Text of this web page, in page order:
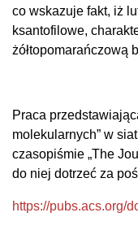
co wskazuje fakt, iż
ksantofilowe,
żółtopomarańczową
Praca
molekularnych” w
czasopiśmie „The
do niej dotrzeć za
https://pubs.acs.org/